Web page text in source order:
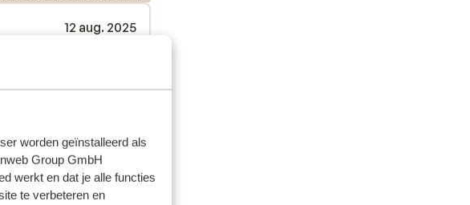
worden geïnstalleerd als
Group GmbH
werkt en dat je alle functies
te verbeteren en
12 aug. 2025
slechtwerkende
slechtwerkende